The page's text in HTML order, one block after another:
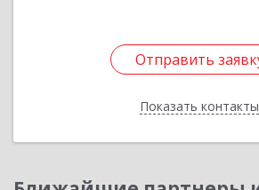
Отправить
Показать контакты
Отправить
Назад